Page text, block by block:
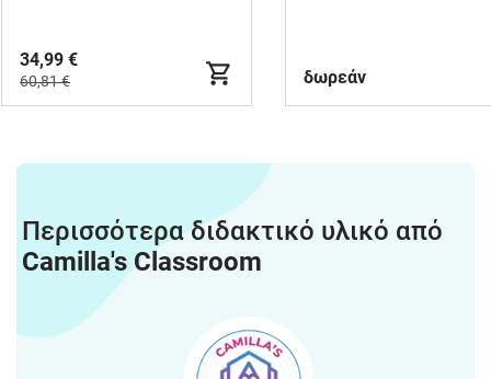
34,99 €
60,81 € δωρεάν
Περισσότερα διδακτικό υλικό από
Camilla's Classroom